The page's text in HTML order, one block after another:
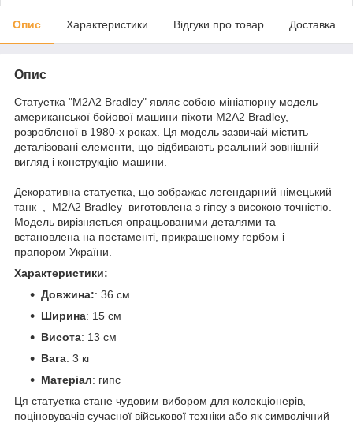
Опис Характеристики Відгуки про товар Доставка
Опис
Статуетка "M2A2 Bradley" являє собою мініатюрну модель
американської бойової машини піхоти M2A2 Bradley,
розробленої в 1980-х роках. Ця модель зазвичай містить
деталізовані елементи, що відбивають реальний зовнішній
вигляд і конструкцію машини.
Декоративна статуетка, що зображає легендарний німецький
танк , M2A2 Bradley виготовлена з гіпсу з високою точністю.
Модель вирізняється опрацьованими деталями та
встановлена на постаменті, прикрашеному гербом і
прапором України.
Характеристики:
Довжина:: 36 см
Ширина: 15 см
Висота: 13 см
Вага: 3 кг
Матеріал: гипс
Ця статуетка стане чудовим вибором для колекціонерів,
поціновувачів сучасної військової техніки або як символічний